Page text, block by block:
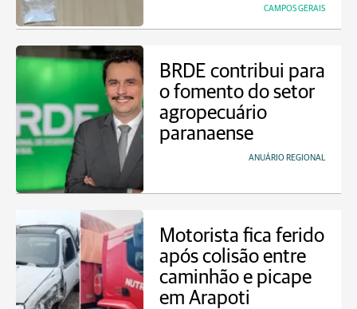
CAMPOS GERAIS
BRDE contribui para
o fomento do setor
agropecuário
paranaense
ANUÁRIO REGIONAL
Motorista fica ferido
após colisão entre
caminhão e picape
em Arapoti